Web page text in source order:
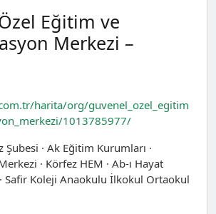
Eğitim ve
Merkezi –
harita/org/guvenel_ozel_egitim
1013785977/
Şubesi · Ak Eğitim Kurumları ·
· Körfez HEM · Ab-ı Hayat
Safir Koleji Anaokulu İlkokul Ortaokul